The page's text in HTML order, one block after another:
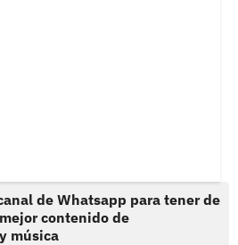
de Whatsapp para tener de
contenido de
música